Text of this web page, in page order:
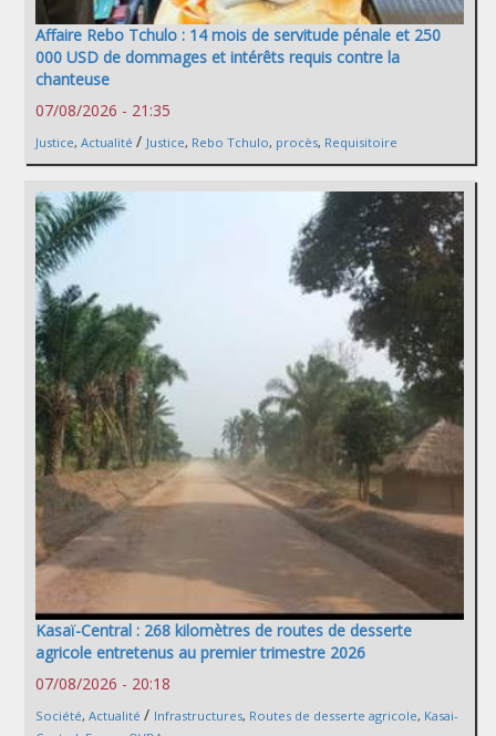
Affaire Rebo Tchulo : 14 mois de servitude pénale et 250
000 USD de dommages et intérêts requis contre la
chanteuse
07/08/2026 - 21:35
Justice, Actualité / Justice, Rebo Tchulo, procès, Requisitoire
Kasaï-Central : 268 kilomètres de routes de desserte
agricole entretenus au premier trimestre 2026
07/08/2026 - 20:18
Société, Actualité / Infrastructures, Routes de desserte agricole, Kasai-